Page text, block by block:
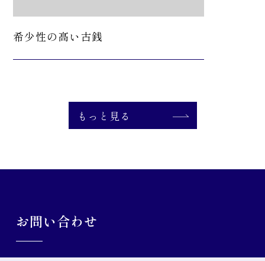
希少性の高い古銭
もっと見る
お問い合わせ